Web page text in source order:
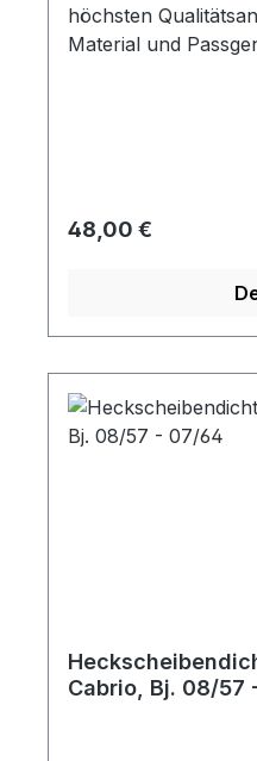
höchsten
Material und
Regulärer Preis:
48,00 €
Cabrio, Bj. 08/57